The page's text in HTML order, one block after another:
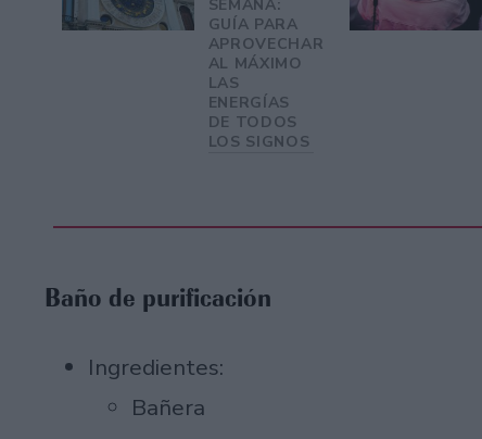
SEMANA:
GUÍA PARA
APROVECHAR
AL MÁXIMO
LAS
ENERGÍAS
DE TODOS
LOS SIGNOS
Baño de purificación
Ingredientes:
Bañera